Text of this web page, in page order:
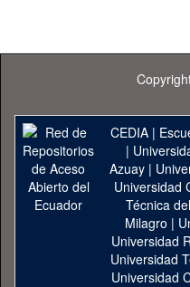
CEDIA|
|
Azuay|
Universidad
Técnica
Milagro |
Universidad
Universidad
Universidad